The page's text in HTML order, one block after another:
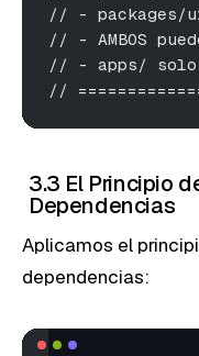
// - packages/
// - AMBOS
// - apps/ solo
//
3.3 El Principio
Dependencias
Aplicamos el
dependencias: